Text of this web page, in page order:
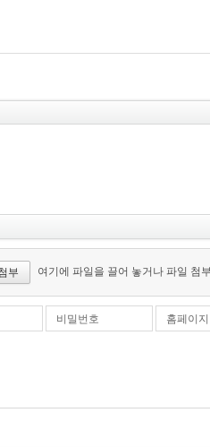
부 여기에 파일을 끌어 놓거나 파일 첨
비밀번호 홈페이지